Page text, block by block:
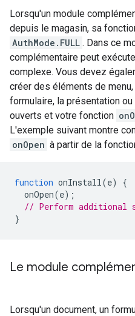
Lorsqu'un module
depuis le magasin, sa
AuthMode.FULL . Dans ce
complémentaire peut
complexe. Vous devez
créer des éléments de
formulaire, la présentation
ouverts et votre fonction
L'exemple suivant montre
onOpen à partir de la
function onInstall(e)
{
onOpen(e);
// Perform additional
}
Le module
Lorsqu'un document, un